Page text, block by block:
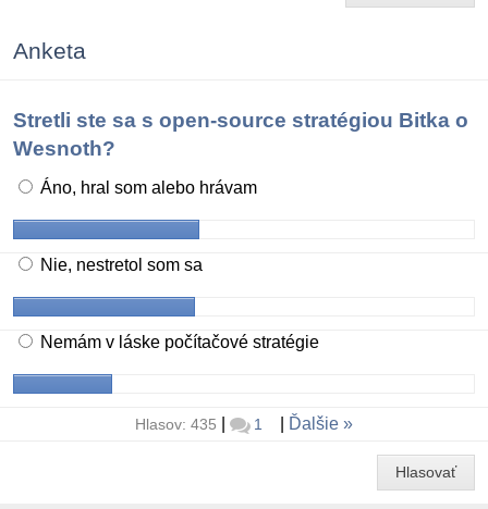
Anketa
Stretli ste sa s open-source stratégiou Bitka o
Wesnoth?
Áno, hral som alebo hrávam
Nie, nestretol som sa
Nemám v láske počítačové stratégie
Hlasov: 435 1 Ďalšie
Hlasovať